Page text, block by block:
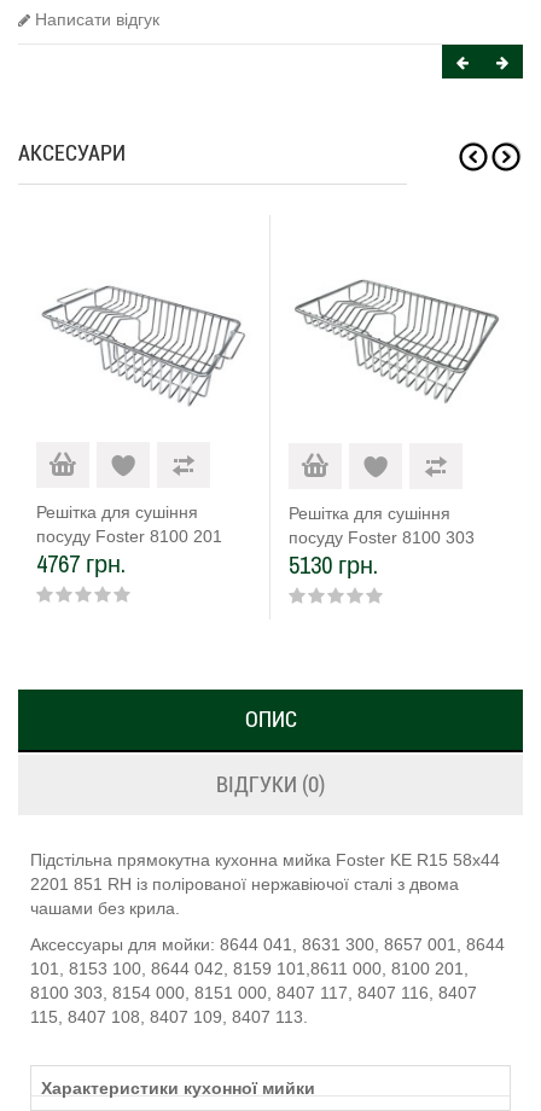
Написати відгук
АКСЕСУАРИ
Решітка для сушіння
посуду Foster 8100 201
4767 грн.
Решітка для сушіння
посуду Foster 8100 303
5130 грн.
ОПИС
ВІДГУКИ (0)
Підстільна прямокутна кухонна мийка Foster KE R15 58х44
2201 851 RH із полірованої нержавіючої сталі з двома
чашами без крила.
Аксессуары для мойки: 8644 041, 8631 300, 8657 001, 8644
101, 8153 100, 8644 042, 8159 101,8611 000, 8100 201,
8100 303, 8154 000, 8151 000, 8407 117, 8407 116, 8407
115, 8407 108, 8407 109, 8407 113.
Характеристики кухонної мийки